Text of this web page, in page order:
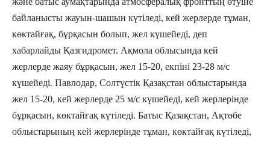
байланысты жауын-шашын күтіледі, кей жерлерде тұман,
көктайғақ, бұрқасын болып, жел күшейеді, деп
хабарлайды Қазгидромет. Ақмола облысында кей
жерлерде жаяу бұрқасын, жел 15-20, екпіні 23-28 м/с
күшейеді. Павлодар, Солтүстік Қазақстан облыстарында
жел 15-20, кей жерлерде 25 м/с күшейеді, кей жерлерінде
бұрқасын, көктайғақ күтіледі. Батыс Қазақстан, Ақтөбе
облыстарының кей жерлерінде тұман, көктайғақ күтіледі,